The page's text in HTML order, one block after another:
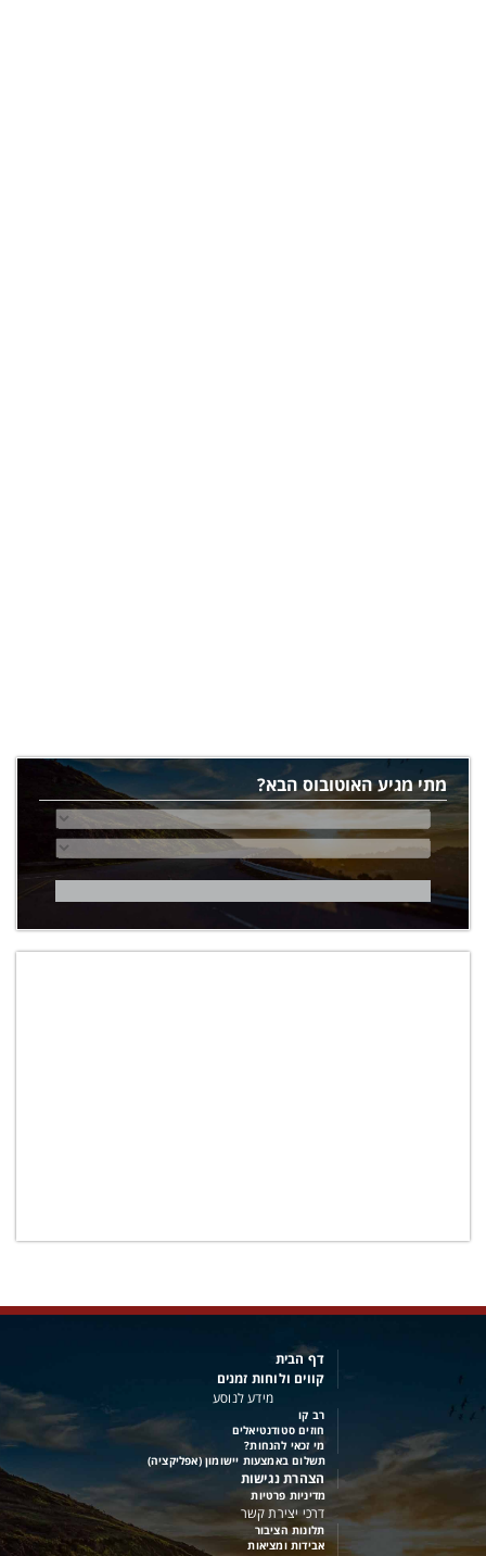
מתי מגיע האוטובוס הבא?
דף הבית
קווים ולוחות זמנים
מידע לנוסע
רב קו
חוזים סטודנטיאלים
מי זכאי להנחות?
תשלום באמצעות יישומון (אפליקציה)
הצהרת נגישות
מדיניות פרטיות
דרכי יצירת קשר
תלונות הציבור
אבידות ומציאות